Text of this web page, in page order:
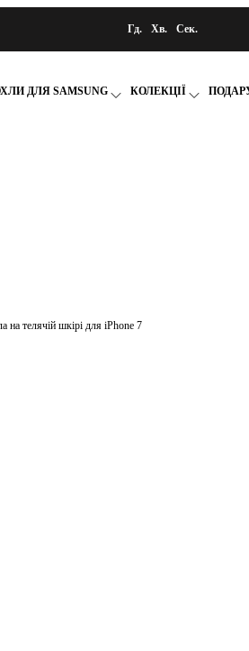
Гд. Хв. Сек.
ДЛЯ SAMSUNG КОЛЕКЦІЇ
на телячій шкірі для iPhone 7